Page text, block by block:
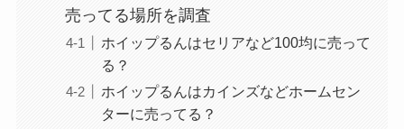
売ってる場所を調査
ホイップるんはセリアなど100均に売って
る？
ホイップるんはカインズなどホームセン
ターに売ってる？